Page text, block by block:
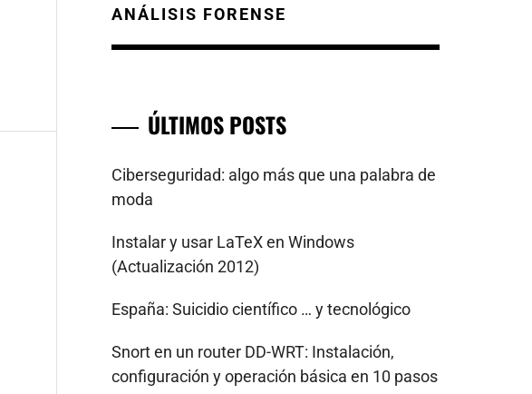
ANÁLISIS FORENSE
ÚLTIMOS POSTS
Ciberseguridad: algo más que una palabra de
moda
Instalar y usar LaTeX en Windows
(Actualización 2012)
España: Suicidio científico … y tecnológico
Snort en un router DD-WRT: Instalación,
configuración y operación básica en 10 pasos